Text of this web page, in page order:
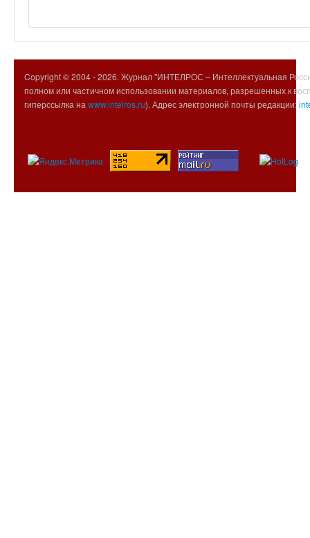
Copyright © 2004 -2026. Журнал "ИНТЕЛРОС – Интеллектуальная
полном или частичном использовании материалов, разрешенных к
гиперссылка на www.intelros.ru). Адрес электронной почты редакции: